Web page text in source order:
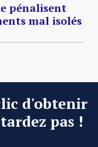
pénalisent
mal isolés
d'obtenir
pas !